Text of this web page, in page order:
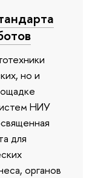
но и
НИУ
для
органов